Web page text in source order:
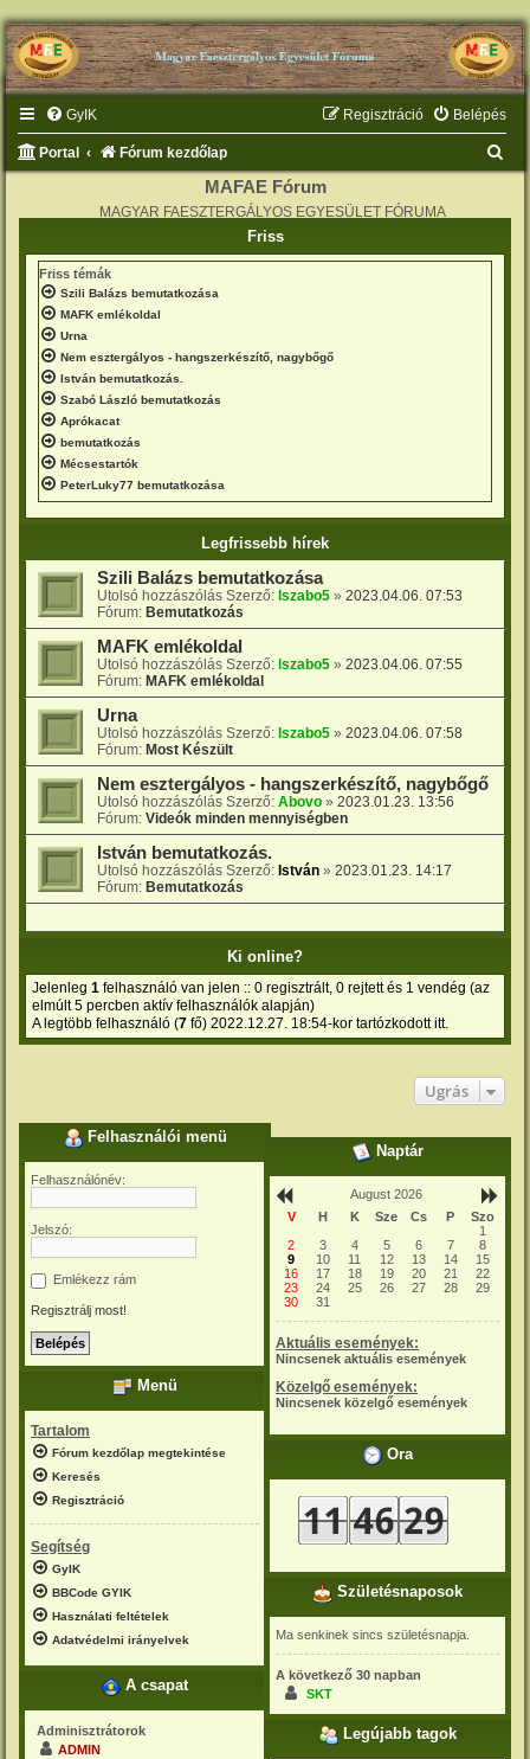
GyIK Belépés
Regisztráció
Portal Fórum kezdőlap
MAFAE Fórum
MAGYAR FAESZTERGÁLYOS EGYESÜLET FÓRUMA
Friss
Friss témák
Szili Balázs bemutatkozása
MAFK emlékoldal
Urna
Nem esztergályos - hangszerkészítő, nagybőgő
István bemutatkozás.
Szabó László bemutatkozás
Aprókacat
bemutatkozás
Mécsestartók
PeterLuky77 bemutatkozása
Legfrissebb hírek
Szili Balázs bemutatkozása
Utolsó hozzászólás Szerző: lszabo5 » 2023.04.06. 07:53
Fórum: Bemutatkozás
MAFK emlékoldal
Utolsó hozzászólás Szerző: lszabo5 » 2023.04.06. 07:55
Fórum: MAFK emlékoldal
Urna
Utolsó hozzászólás Szerző: lszabo5 » 2023.04.06. 07:58
Fórum: Most Készült
Nem esztergályos - hangszerkészítő, nagybőgő
Utolsó hozzászólás Szerző: Abovo » 2023.01.23. 13:56
Fórum: Videók minden mennyiségben
István bemutatkozás.
Utolsó hozzászólás Szerző: István » 2023.01.23. 14:17
Fórum: Bemutatkozás
Ki online?
Jelenleg 1 felhasználó van jelen :: 0 regisztrált, 0 rejtett és 1 vendég (az
elmúlt 5 percben aktív felhasználók alapján)
A legtöbb felhasználó (7 fő) 2022.12.27. 18:54-kor tartózkodott itt.
Ugrás
Felhasználói menü
Felhasználónév:
Jelszó:
Emlékezz rám
Regisztrálj most!
Menü
Tartalom
Fórum kezdőlap megtekintése
Keresés
Regisztráció
Segítség
GyIK
BBCode GYIK
Használati feltételek
Adatvédelmi irányelvek
A csapat
Adminisztrátorok
ADMIN
Naptár
August 2026
V
H K Sze Cs P
Szo
1
2
3 4 5 6 7
8
9
10 11 12 13 14
15
16
17 18 19 20 21
22
23
24 25 26 27 28
29
30
31
Aktuális események:
Nincsenek aktuális események
Közelgő események:
Nincsenek közelgő események
Óra
Születésnaposok
Ma senkinek sincs születésnapja.
A következő 30 napban
SKT
Legújabb tagok